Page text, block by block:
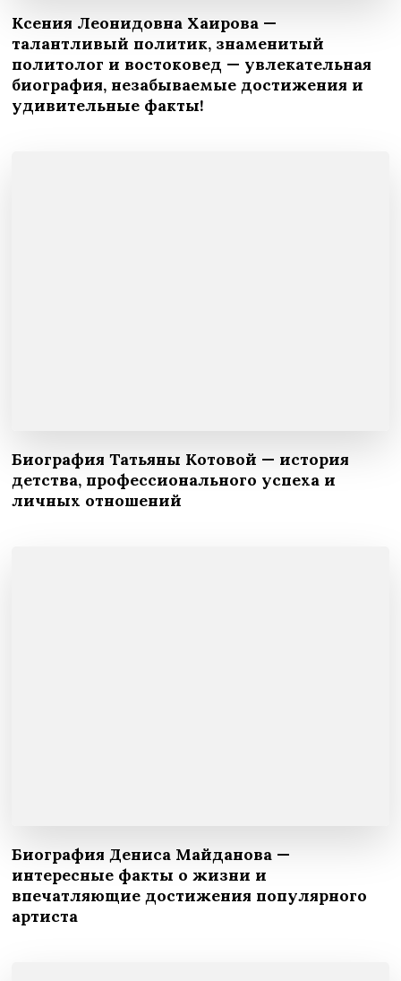
Ксения Леонидовна Хаирова —
талантливый политик, знаменитый
политолог и востоковед — увлекательная
биография, незабываемые достижения и
удивительные факты!
Биография Татьяны Котовой — история
детства, профессионального успеха и
личных отношений
Биография Дениса Майданова —
интересные факты о жизни и
впечатляющие достижения популярного
артиста